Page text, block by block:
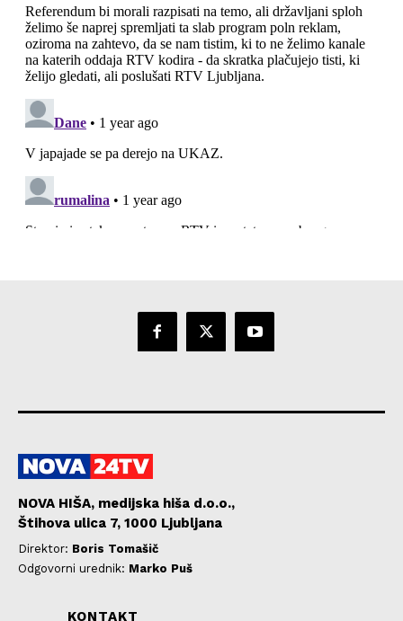
NOVA HIŠA, medijska hiša d.o.o.,
Štihova ulica 7, 1000 Ljubljana
Direktor: Boris Tomašič
Odgovorni urednik: Marko Puš
KONTAKT